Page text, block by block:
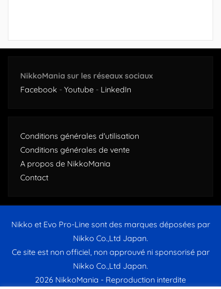
NikkoMania sur les réseaux sociaux
Facebook - Youtube - LinkedIn
Conditions générales d'utilisation
Conditions générales de vente
A propos de NikkoMania
Contact
Nikko et Evo Pro-Line sont des marques déposées par
Nikko Co.,Ltd Japan.
Ce site est non officiel, non approuvé ni sponsorisé par
Nikko Co.,Ltd Japan.
2026 NikkoMania - Reproduction interdite